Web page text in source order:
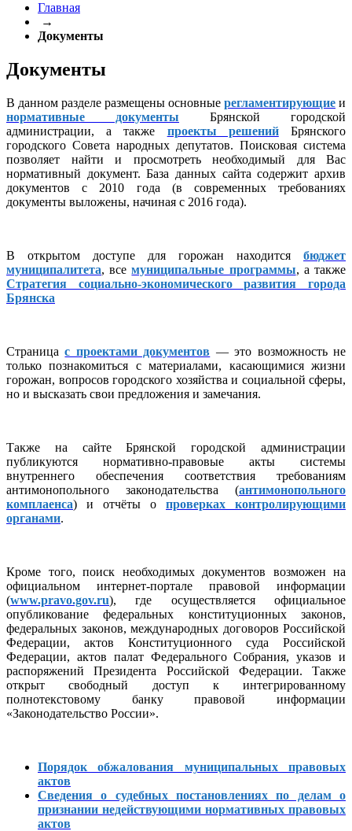
Главная
→
Документы
Документы
В данном разделе размещены основные регламентирующие и
нормативные документы Брянской городской
администрации, а также проекты решенийБрянского
городского Совета народных депутатов. Поисковая система
позволяет найти и просмотреть необходимый для Вас
нормативный документ. База данных сайта содержит архив
документов с 2010 года (в современных требованиях
документы выложены, начиная с 2016 года).
В открытом доступе для горожан находится бюджет
муниципалитета, всемуниципальные программы, а также
Стратегия социально-экономического развития города
Брянска
Страницас проектами документов — это возможность не
только познакомиться с материалами, касающимися жизни
горожан, вопросов городского хозяйства и социальной сферы,
но и высказать свои предложения и замечания.
Также на сайте Брянской городской администрации
публикуются нормативно-правовые акты системы
внутреннего обеспечения соответствия требованиям
антимонопольного законодательства (антимонопольного
комплаенса) и отчёты о проверках контролирующими
органами.
Кроме того, поиск необходимых документов возможен на
официальном интернет-портале правовой информации
(www.pravo.gov.ru), где осуществляется официальное
опубликование федеральных конституционных законов,
федеральных законов, международных договоров Российской
Федерации, актов Конституционного суда Российской
Федерации, актов палат Федерального Собрания, указов и
распоряжений Президента Российской Федерации. Также
открыт свободный доступ к интегрированному
полнотекстовому банку правовой информации
«Законодательство России».
Порядок обжалования муниципальных правовых
актов
Сведения о судебных постановлениях по делам о
признании недействующими нормативных правовых
актов